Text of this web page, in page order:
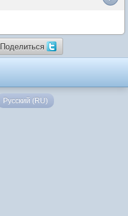
Поделиться
Русский (RU)